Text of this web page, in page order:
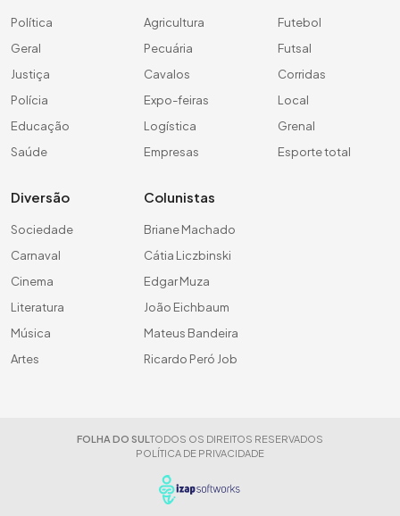
Política
Geral
Justiça
Polícia
Educação
Saúde
Agricultura
Pecuária
Cavalos
Expo-feiras
Logística
Empresas
Futebol
Futsal
Corridas
Local
Grenal
Esporte total
Diversão
Sociedade
Carnaval
Cinema
Literatura
Música
Artes
Colunistas
Briane Machado
Cátia Liczbinski
Edgar Muza
João Eichbaum
Mateus Bandeira
Ricardo Peró Job
FOLHA DO SUL TODOS OS DIREITOS RESERVADOS
POLÍTICA DE PRIVACIDADE